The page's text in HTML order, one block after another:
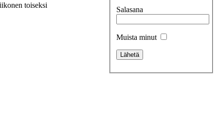
Salasana
Muista minut
toiseksi